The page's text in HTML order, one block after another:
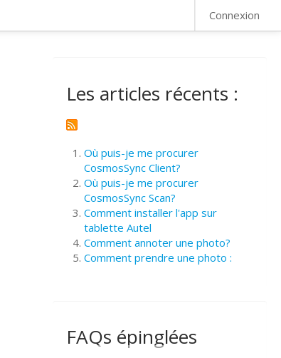
Connexion
Les articles récents :
Où puis-je me procurer
CosmosSync Client?
Où puis-je me procurer
CosmosSync Scan?
Comment installer l'app sur
tablette Autel
Comment annoter une photo?
Comment prendre une photo :
FAQs épinglées